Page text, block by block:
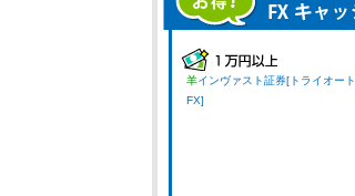
羊インヴァスト証券[トライオート
FX]